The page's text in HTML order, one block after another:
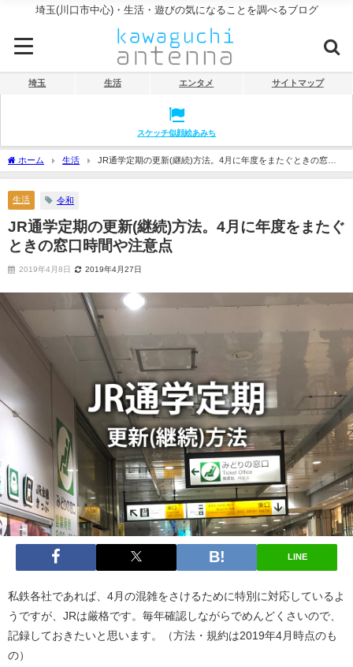
埼玉(川口市中心)・生活・遊びの気になることを調べるブログ
埼玉 生活 エンタメ サイトマップ
スケッチ似顔絵あみち
ホーム 生活
JR通学定期の更新(継続)方法。4月に年度をまたぐときの窓口
時間や注意点
生活 令和
JR通学定期の更新(継続)方法。4月に年度をまたぐ
ときの窓口時間や注意点
2019年4月8日 2019年4月27日
LINE
私鉄各社であれば、4月の混雑をさけるために特別に対応しているよ
うですが、JRは厳格です。毎年確認しながらでめんどくさいので、
記録しておきたいと思います。（方法・規約は2019年4月時点のも
の）